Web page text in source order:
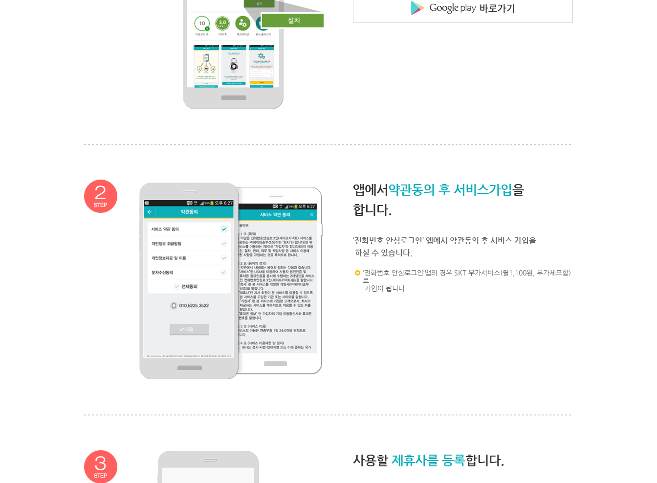
앱에서 약관동의 후 서비스가입을
합니다.
‘전화번호 안심로그인’ 앱에서 약관동의 후 서비스 가입을
하실 수 있습니다.
‘전화번호 안심로그인’앱의 경우 SKT 부가서비스(월1,100원, 부가세포함)
로
가입이 됩니다.
사용할 제휴사를 등록합니다.